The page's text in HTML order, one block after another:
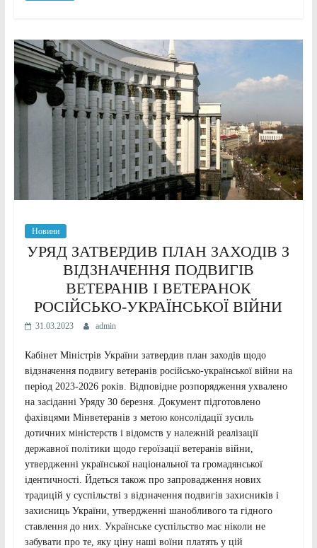
Новини
УРЯД ЗАТВЕРДИВ ПЛАН ЗАХОДІВ З
ВІДЗНАЧЕННЯ ПОДВИГІВ
ВЕТЕРАНІВ І ВЕТЕРАНОК
РОСІЙСЬКО-УКРАЇНСЬКОЇ ВІЙНИ
31.03.2023 admin
Кабінет Міністрів України затвердив план заходів щодо
відзначення подвигу ветеранів російсько-української війни на
період 2023-2026 років. Відповідне розпорядження ухвалено
на засіданні Уряду 30 березня. Документ підготовлено
фахівцями Мінветеранів з метою консолідації зусиль
дотичних міністерств і відомств у належній реалізації
державної політики щодо героїзації ветеранів війни,
утвердженні української національної та громадянської
ідентичності. Йдеться також про запровадження нових
традицій у суспільстві з відзначення подвигів захисників і
захисниць України, утвердженні шанобливого та гідного
ставлення до них. Українське суспільство має ніколи не
забувати про те, яку ціну наші воїни платять у цій